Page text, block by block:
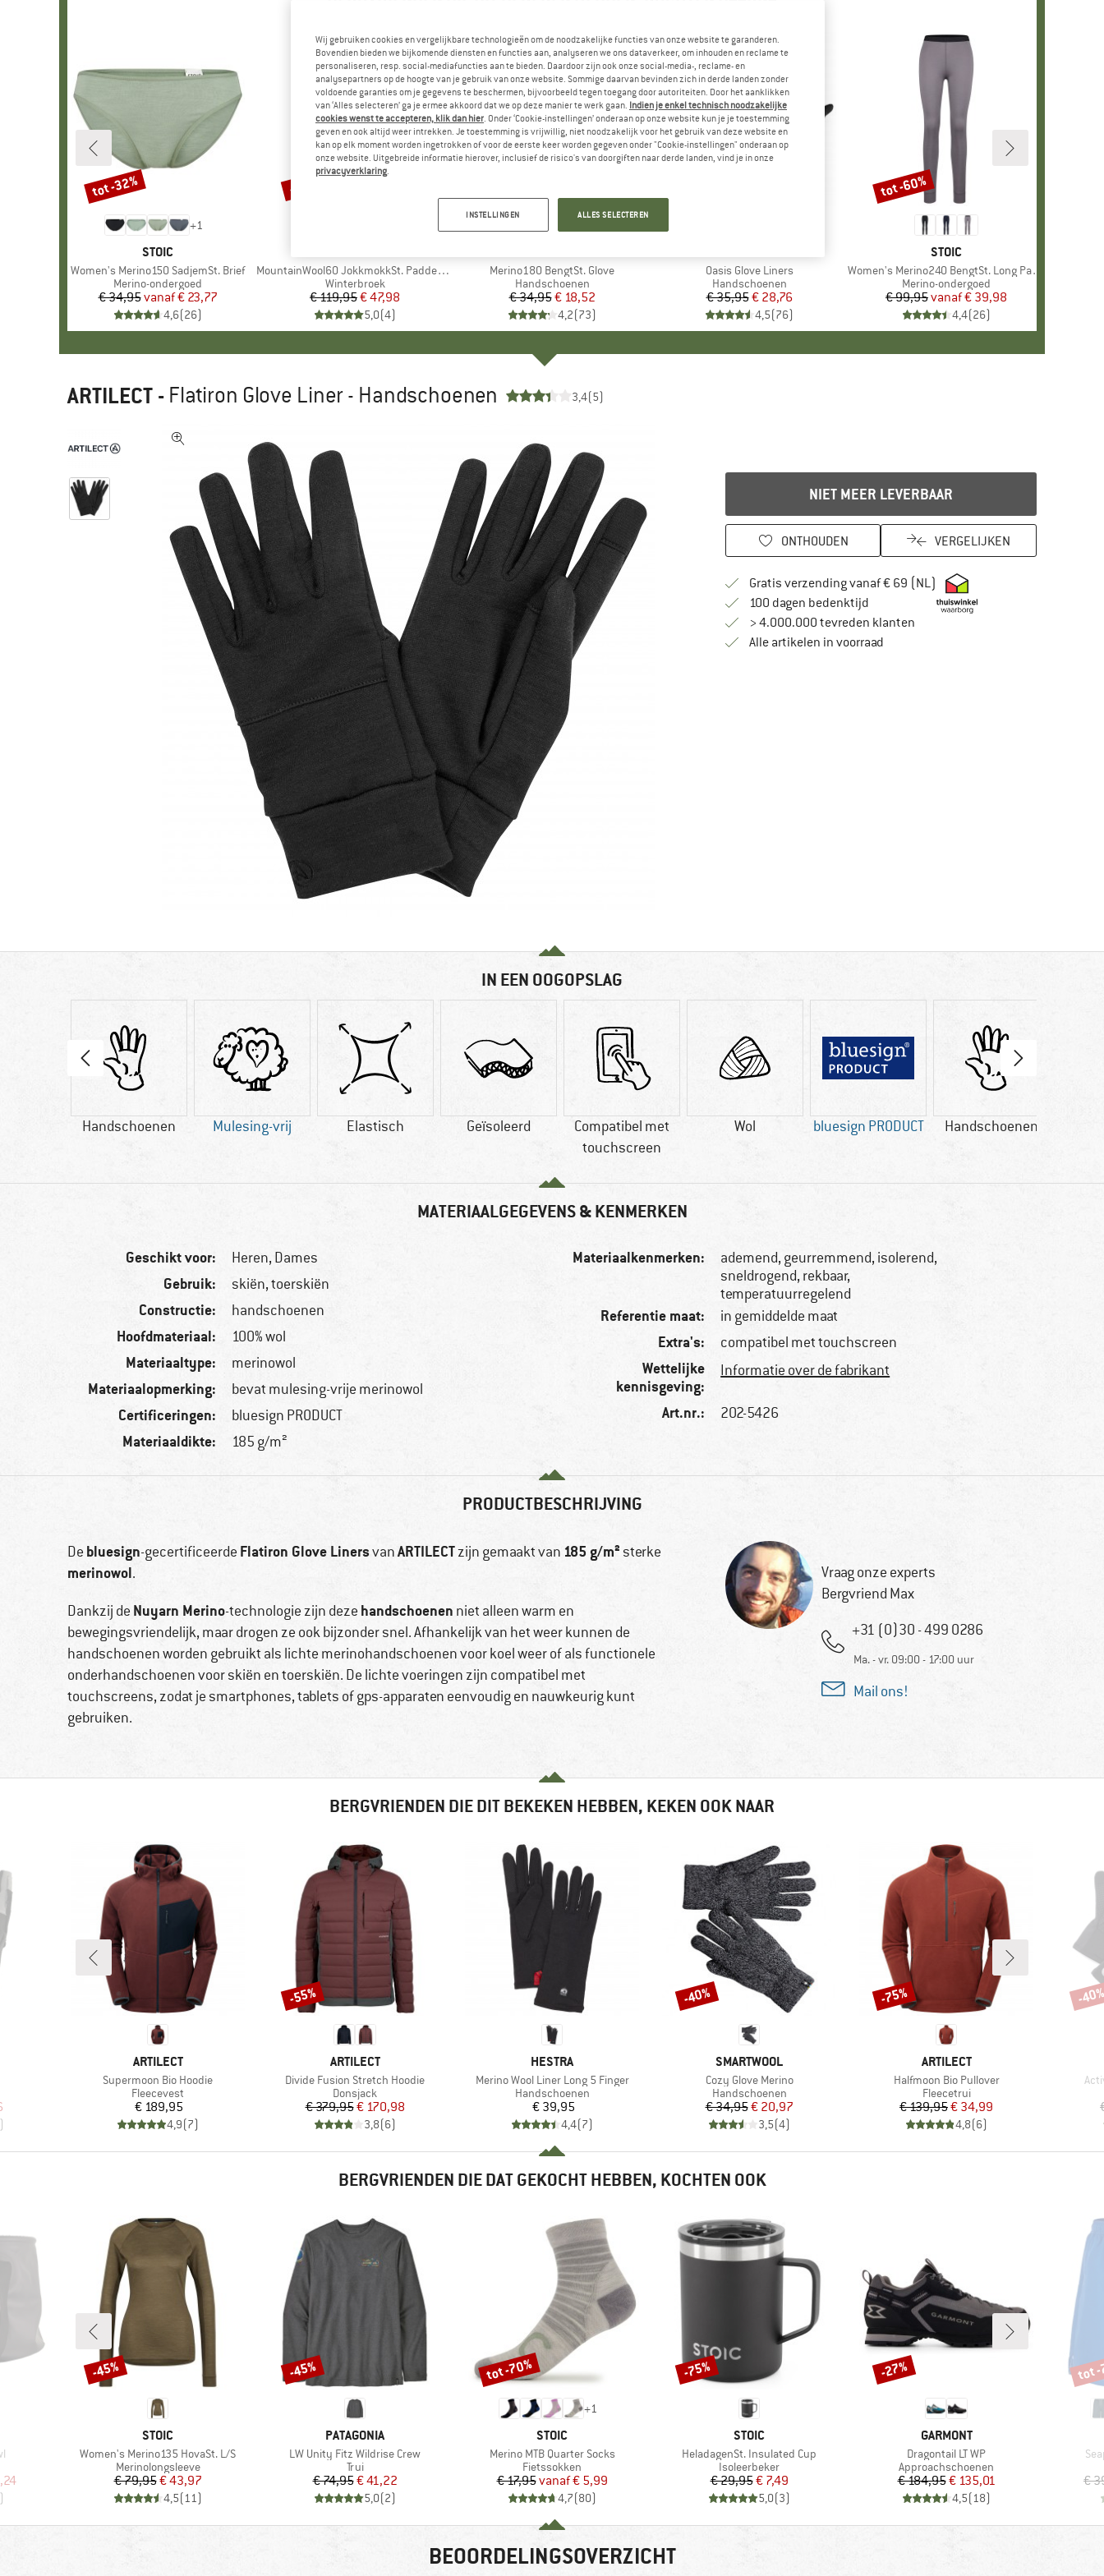
+1
MERK
STOIC
Artikel
Women's Merino150 SadjemSt. Brief
Productgroep
Merino-ondergoed
Prijs
€ 34,95 Verlaagde prijs
vanaf€ 23,77
4,6(26)
Korting
tot -32%
Artikel
MountainWool60 JokkmokkSt. Padded 3/4 Pants
Productgroep
Winterbroek
Prijs
€ 119,95Verlaagde prijs
€ 47,98
5,0(4)
Korting
-60%
Artikel
Merino180 BengtSt. Glove
Productgroep
Handschoenen
Prijs
€ 34,95Verlaagde prijs
€ 18,52
4,2(73)
Artikel
Oasis Glove Liners
Productgroep
Handschoenen
Prijs
€ 35,95Verlaagde prijs
€ 28,76
4,5(76)
MERK
STOIC
Artikel
Women's Merino240 BengtSt. Long Pants
Productgroep
Merino-ondergoed
Prijs
€ 99,95 Verlaagde prijs
vanaf€ 39,98
4,4(26)
Korting
tot -60%
ARTILECT - Flatiron Glove Liner - Handschoenen 3,4(5)
NIET MEER LEVERBAAR
ONTHOUDEN VERGELIJKEN
Gratis verzending vanaf € 69 (NL) Vind hier de
100 dagen bedenktijdVind de betalingsinformatie hier! Opent in
> 4.000.000 tevreden klanten
Alle artikelen in voorraad
IN EEN OOGOPSLAG
Handschoenen Mulesing-vrij Elastisch Geïsoleerd
Compatibel met
touchscreen
Wol bluesign PRODUCT Handschoenen
MATERIAALGEGEVENS & KENMERKEN
Geschikt voor: Heren, Dames
Gebruik: skiën, toerskiën
Constructie: handschoenen
Hoofdmateriaal: 100% wol
Materiaaltype: merinowol
Materiaalopmerking: bevat mulesing-vrije merinowol
Certificeringen: bluesign PRODUCT
Materiaaldikte: 185 g/m²
Materiaalkenmerken:
ademend, geurremmend, isolerend,
sneldrogend, rekbaar,
temperatuurregelend
Referentie maat: in gemiddelde maat
Extra's: compatibel met touchscreen
Wettelijke
kennisgeving:
Informatie over de fabrikant
Art.nr.: 202-5426
PRODUCTBESCHRIJVING
De bluesign-gecertificeerde Flatiron Glove LinersvanARTILECTzijn gemaakt van 185 g/m² sterke
merinowol.
Dankzij de Nuyarn Merino-technologie zijn deze handschoenen niet alleen warm en
bewegingsvriendelijk, maar drogen ze ook bijzonder snel. Afhankelijk van het weer kunnen de
handschoenen worden gebruikt als lichte merinohandschoenen voor koel weer of als functionele
onderhandschoenen voor skiën en toerskiën. De lichte voeringen zijn compatibel met
touchscreens, zodat je smartphones, tablets of gps-apparaten eenvoudig en nauwkeurig kunt
gebruiken.
Vraag onze experts
Bergvriend Max
+31 (0)30 - 499 0286
Ma. - vr. 09:00 - 17:00 uur
Mail ons!
BERGVRIENDEN DIE DIT BEKEKEN HEBBEN, KEKEN OOK NAAR
prijs
MERK
ARTILECT
Artikel
Supermoon Bio Hoodie
Productgroep
Fleecevest
Prijs
€ 189,95
4,9(7)
MERK
ARTILECT
Artikel
Divide Fusion Stretch Hoodie
Productgroep
Donsjack
Prijs
€ 379,95Verlaagde prijs
€ 170,98
3,8(6)
Korting
-55%
MERK
HESTRA
Artikel
Merino Wool Liner Long 5 Finger
Productgroep
Handschoenen
Prijs
€ 39,95
4,4(7)
MERK
SMARTWOOL
Artikel
Cozy Glove Merino
Productgroep
Handschoenen
Prijs
€ 34,95Verlaagde prijs
€ 20,97
3,5(4)
Korting
-40%
MERK
ARTILECT
Artikel
Halfmoon Bio Pullover
Productgroep
Fleecetrui
Prijs
€ 139,95Verlaagde prijs
€ 34,99
4,8(6)
Korting
-75% -
BERGVRIENDEN DIE DAT GEKOCHT HEBBEN, KOCHTEN OOK
prijs
MERK
STOIC
Artikel
Women's Merino135 HovaSt. L/S
Productgroep
Merinolongsleeve
Prijs
€ 79,95Verlaagde prijs
€ 43,97
4,5(11)
Korting
-45%
MERK
PATAGONIA
Artikel
LW Unity Fitz Wildrise Crew
Productgroep
Trui
Prijs
€ 74,95Verlaagde prijs
€ 41,22
5,0(2)
Korting
-45%
+1
MERK
STOIC
Artikel
Merino MTB Quarter Socks
Productgroep
Fietssokken
Prijs
€ 17,95 Verlaagde prijs
vanaf€ 5,99
4,7(80)
Korting
tot -70%
MERK
STOIC
Artikel
HeladagenSt. Insulated Cup
Productgroep
Isoleerbeker
Prijs
€ 29,95Verlaagde prijs
€ 7,49
5,0(3)
Korting
-75%
MERK
GARMONT
Artikel
Dragontail LT WP
Productgroep
Approachschoenen
Prijs
€ 184,95Verlaagde prijs
€ 135,01
4,5(18)
Korting
-27%
€
tot
BEOORDELINGSOVERZICHT
Wij gebruiken cookies en vergelijkbare technologieën om de noodzakelijke functies van onze website te garanderen.
Bovendien bieden we bijkomende diensten en functies aan, analyseren we ons dataverkeer, om inhouden en reclame te
personaliseren, resp. social-mediafuncties aan te bieden. Daardoor zijn ook onze social-media-, reclame- en
analysepartners op de hoogte van je gebruik van onze website. Sommige daarvan bevinden zich in derde landen zonder
voldoende garanties om je gegevens te beschermen, bijvoorbeeld tegen toegang door autoriteiten. Door het aanklikken
van ‘Alles selecteren’ ga je ermee akkoord dat we op deze manier te werk gaan. Indien je enkel technisch noodzakelijke
cookies wenst te accepteren, klik dan hier. Onder ‘Cookie-instellingen’ onderaan op onze website kun je je toestemming
geven en ook altijd weer intrekken. Je toestemming is vrijwillig, niet noodzakelijk voor het gebruik van deze website en
kan op elk moment worden ingetrokken of voor de eerste keer worden gegeven onder "Cookie-instellingen" onderaan op
onze website. Uitgebreide informatie hierover, inclusief de risico's van doorgiften naar derde landen, vind je in onze
privacyverklaring.
INSTELLINGEN ALLES SELECTEREN